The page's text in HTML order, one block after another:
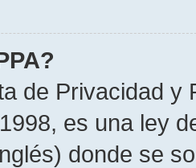
de Privacidad
es una ley
donde se